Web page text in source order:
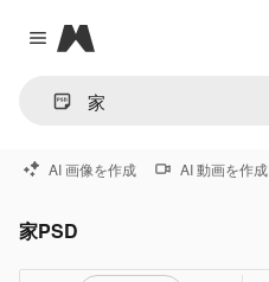
Close menu
Magnific
AI 画像を作成 AI 動画を作成
家PSD